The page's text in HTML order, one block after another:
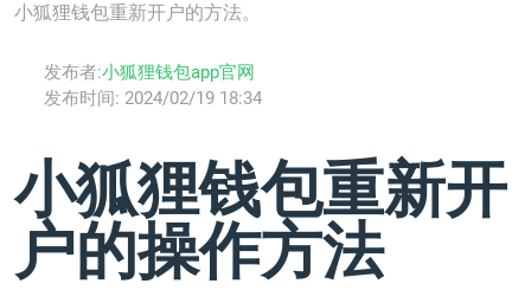
小狐狸钱包重新开户的方法。
发布者:小狐狸钱包app官网
发布时间: 2024/02/19 18:34
小狐狸钱包重新开
户的操作方法